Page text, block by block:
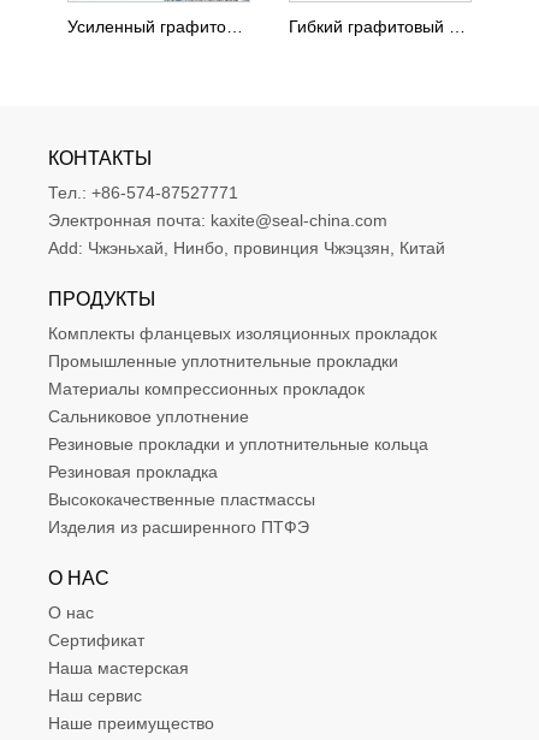
Усиленный графитовый лист со вставленной проволочной сеткой SS 304
КОНТАКТЫ
Тел.: +86-574-87527771
Электронная почта: kaxite@seal-china.com
Add: Чжэньхай, Нинбо, провинция Чжэцзян, Китай
ПРОДУКТЫ
Комплекты фланцевых изоляционных прокладок
Промышленные уплотнительные прокладки
Материалы компрессионных прокладок
Сальниковое уплотнение
Резиновые прокладки и уплотнительные кольца
Резиновая прокладка
Высококачественные пластмассы
Изделия из расширенного ПТФЭ
О НАС
О нас
Сертификат
Наша мастерская
Наш сервис
Наше преимущество